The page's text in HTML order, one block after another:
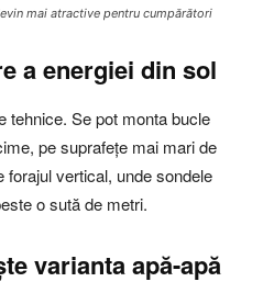
mai atractive pentru cumpărători
a energiei din sol
tehnice. Se pot monta bucle
pe suprafețe mai mari de
forajul vertical, unde sondele
o sută de metri.
varianta apă-apă